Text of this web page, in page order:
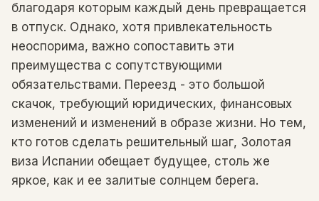
благодаря которым каждый день превращается
в отпуск. Однако, хотя привлекательность
неоспорима, важно сопоставить эти
преимущества с сопутствующими
обязательствами. Переезд - это большой
скачок, требующий юридических, финансовых
изменений и изменений в образе жизни. Но тем,
кто готов сделать решительный шаг, Золотая
виза Испании обещает будущее, столь же
яркое, как и ее залитые солнцем берега.